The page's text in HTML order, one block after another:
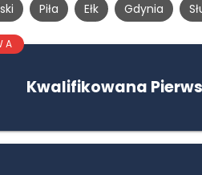
Piła Ełk Gdynia
Kwalifikowana